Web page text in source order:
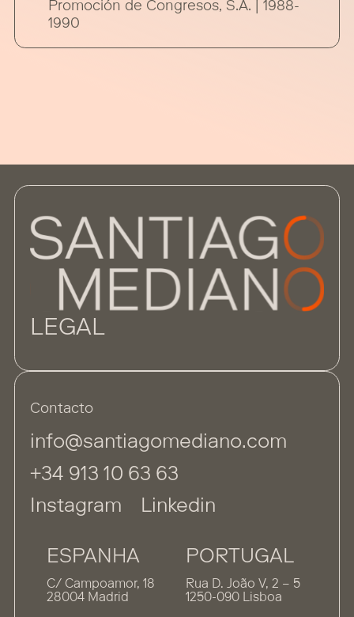
Promoción de Congresos, S.A. | 1988-
1990
Contacto
info@santiagomediano.com
+34 913 10 63 63
Instagram
Linkedin
ESPANHA
C/ Campoamor, 18
28004 Madrid
PORTUGAL
Rua D. João V, 2 – 5
1250-090 Lisboa
LEGAL